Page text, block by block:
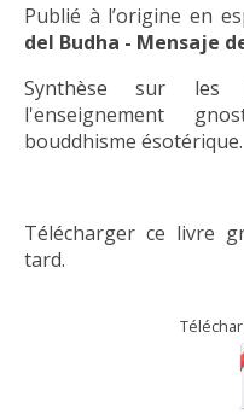
Publié à l’origine en
del Budha - Mensaje
Synthèse sur les
l'enseignement
bouddhisme ésotérique.
Télécharger ce livre
tard.